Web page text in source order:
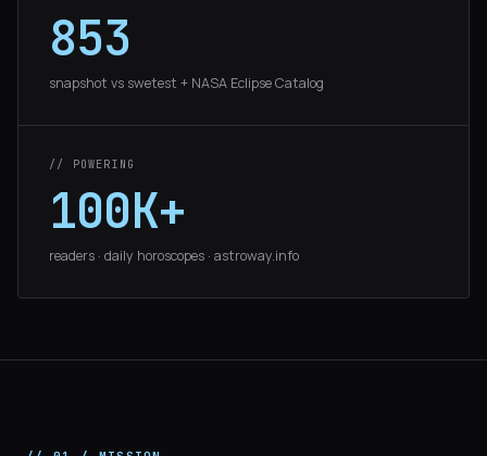
853
snapshot vs swetest + NASA Eclipse Catalog
// POWERING
100K+
readers · daily horoscopes · astroway.info